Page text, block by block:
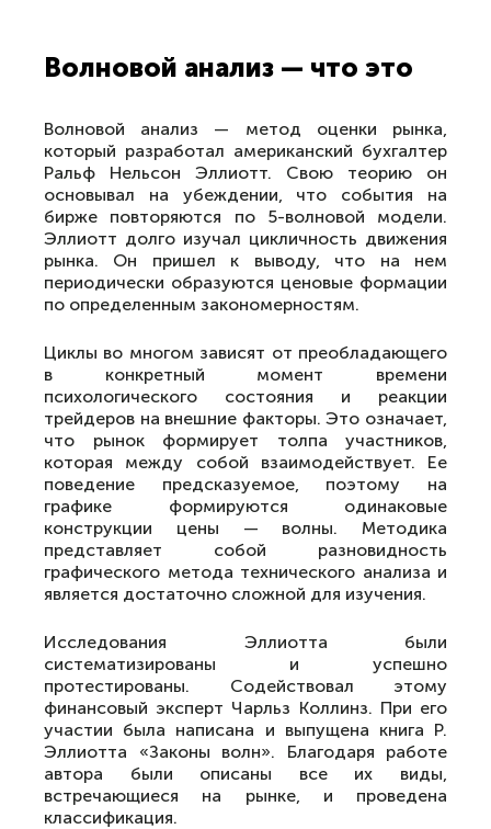
Волновой анализ — что это
Волновой анализ — метод оценки рынка,
который разработал американский бухгалтер
Ральф Нельсон Эллиотт. Свою теорию он
основывал на убеждении, что события на
бирже повторяются по 5-волновой модели.
Эллиотт долго изучал цикличность движения
рынка. Он пришел к выводу, что на нем
периодически образуются ценовые формации
по определенным закономерностям.
Циклы во многом зависят от преобладающего
в конкретный момент времени
психологического состояния и реакции
трейдеров на внешние факторы. Это означает,
что рынок формирует толпа участников,
которая между собой взаимодействует. Ее
поведение предсказуемое, поэтому на
графике формируются одинаковые
конструкции цены — волны. Методика
представляет собой разновидность
графического метода технического анализа и
является достаточно сложной для изучения.
Исследования Эллиотта были
систематизированы и успешно
протестированы. Содействовал этому
финансовый эксперт Чapльз Koллинз. При его
участии была написана и выпущена книга Р.
Эллиотта «Законы волн». Благодаря работе
автора были описаны все их виды,
встречающиеся на рынке, и проведена
классификация.